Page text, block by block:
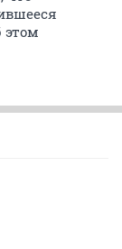
этом